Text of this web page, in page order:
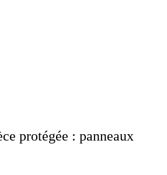
protégée : panneaux